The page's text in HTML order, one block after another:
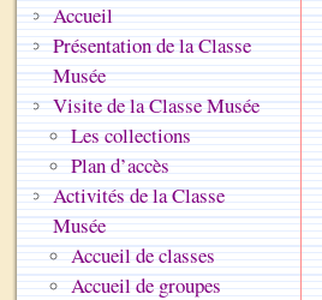
Accueil
Présentation de la Classe
Musée
Visite de la Classe Musée
Les collections
Plan d’accès
Activités de la Classe
Musée
Accueil de classes
Accueil de groupes